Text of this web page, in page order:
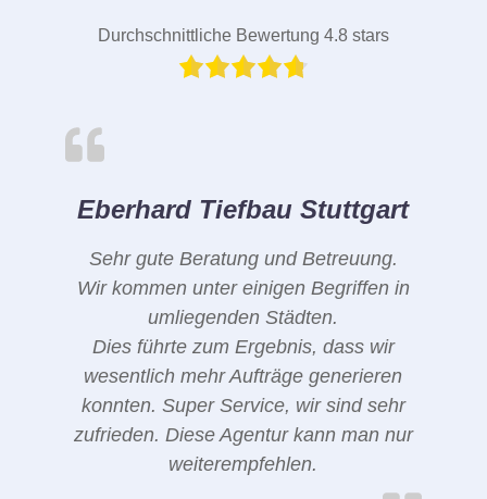
Durchschnittliche Bewertung 4.8 stars
Eberhard Tiefbau Stuttgart
Sehr gute Beratung und Betreuung.
Wir kommen unter einigen Begriffen in
umliegenden Städten.
Dies führte zum Ergebnis, dass wir
wesentlich mehr Aufträge generieren
konnten. Super Service, wir sind sehr
zufrieden. Diese Agentur kann man nur
weiterempfehlen.